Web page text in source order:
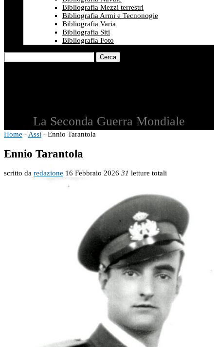
Bibliografia Mezzi terrestri
Bibliografia Armi e Tecnonogie
Bibliografia Varia
Bibliografia Siti
Bibliografia Foto
Cerca
La Seconda Guerra Mondiale
Home - Assi - Ennio Tarantola
Ennio Tarantola
scritto da redazione 16 Febbraio 2026 31 letture totali